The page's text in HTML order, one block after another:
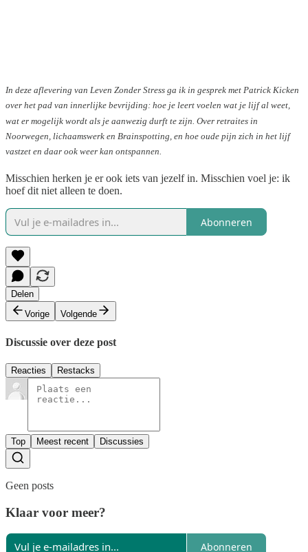
In deze aflevering van Leven Zonder Stress ga ik in gesprek met Patrick Kicken
over het pad van innerlijke bevrijding: hoe je leert voelen wat je lijf al weet,
wat er mogelijk wordt als je aanwezig durft te zijn. Over retraites in
Noorwegen, lichaamswerk en Brainspotting, en hoe oude pijn zich in het lijf
vastzet en daar ook weer kan ontspannen.
Misschien herken je er ook iets van jezelf in. Misschien voel je: ik
hoef dit niet alleen te doen.
Abonneren
Delen
Vorige
Volgende
Discussie over deze post
Reacties Restacks
Top Meest recent Discussies
Geen posts
Klaar voor meer?
Abonneren